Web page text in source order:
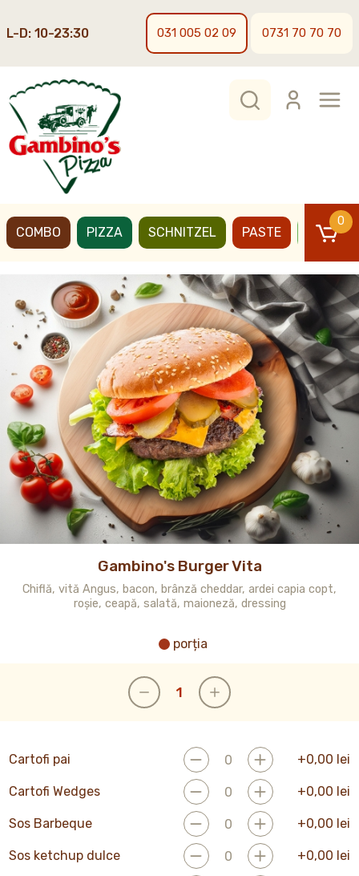
L-D: 10-23:30 031 005 02 09 0731 70 70 70
COMBO PIZZA SCHNITZEL PASTE BURGERI
0
Gambino's Burger Vita
Chiflă, vită Angus, bacon, brânză cheddar, ardei capia copt,
roșie, ceapă, salată, maioneză, dressing
porția
Cartofi pai +0,00 lei
Cartofi Wedges +0,00 lei
Sos Barbeque +0,00 lei
Sos ketchup dulce +0,00 lei